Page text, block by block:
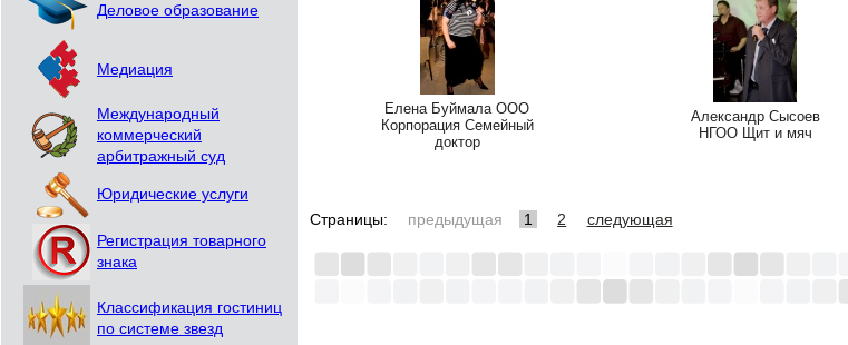
Деловое образование
Медиация
Международный
коммерческий
арбитражный суд
Юридические услуги
Регистрация товарного
знака
Классификация гостиниц
по системе звезд
Елена Буймала ООО
Корпорация Семейный
доктор
Александр Сысоев
НГОО Щит и мяч
Страницы: предыдущая 1 2 следующая